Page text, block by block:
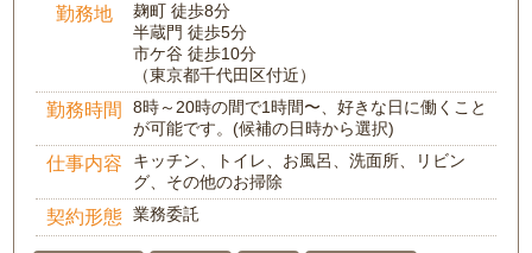
勤務地
麹町 徒歩8分
半蔵門 徒歩5分
市ケ谷 徒歩10分
（東京都千代田区付近）
勤務時間
8時～20時の間で1時間〜、好きな日に働くこと
が可能です。(候補の日時から選択)
仕事内容
キッチン、トイレ、お風呂、洗面所、リビン
グ、その他のお掃除
契約形態 業務委託